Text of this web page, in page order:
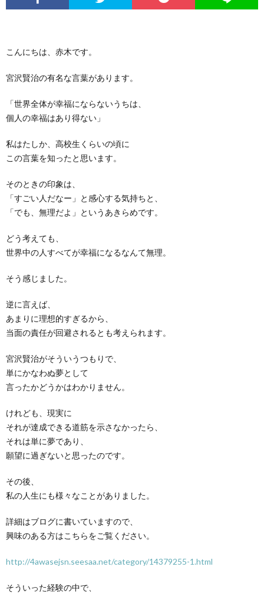
こんにちは、赤木です。
宮沢賢治の有名な言葉があります。
「世界全体が幸福にならないうちは、
個人の幸福はあり得ない」
私はたしか、高校生くらいの頃に
この言葉を知ったと思います。
そのときの印象は、
「すごい人だなー」と感心する気持ちと、
「でも、無理だよ」というあきらめです。
どう考えても、
世界中の人すべてが幸福になるなんて無理。
そう感じました。
逆に言えば、
あまりに理想的すぎるから、
当面の責任が回避されるとも考えられます。
宮沢賢治がそういうつもりで、
単にかなわぬ夢として
言ったかどうかはわかりません。
けれども、現実に
それが達成できる道筋を示さなかったら、
それは単に夢であり、
願望に過ぎないと思ったのです。
その後、
私の人生にも様々なことがありました。
詳細はブログに書いていますので、
興味のある方はこちらをご覧ください。
http://4awasejsn.seesaa.net/category/14379255-1.html
そういった経験の中で、